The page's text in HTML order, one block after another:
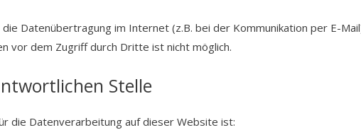
Datenübertragung im Internet (z.B. bei der Kommunikation per E-
vor dem Zugriff durch Dritte ist nicht möglich.
Stelle
die Datenverarbeitung auf dieser Website ist: